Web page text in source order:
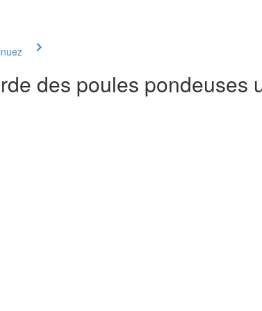
des poules pondeuses